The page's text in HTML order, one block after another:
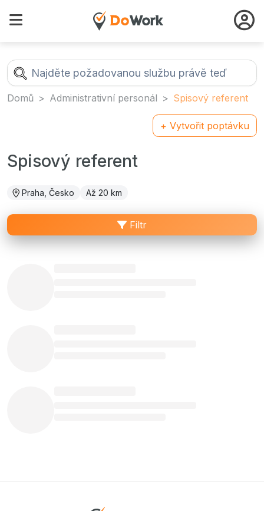
Domů Administrativní personál Spisový referent
+ Vytvořit poptávku
Spisový referent
Praha, Česko Až 20 km
Filtr